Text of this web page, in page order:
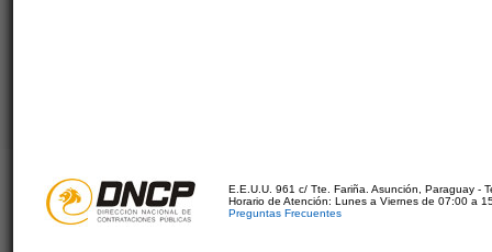
E.E.U.U. 961 c/ Tte. Fariña. Asunción, Paraguay -
Horario de Atención: Lunes a Viernes de 07:00 a
Preguntas Frecuentes